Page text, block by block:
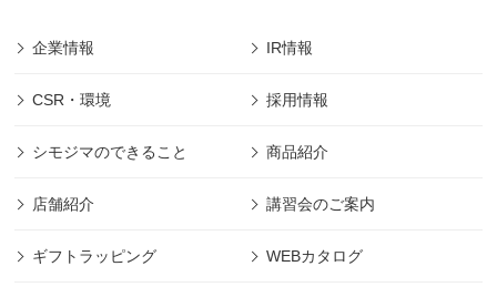
企業情報 IR情報
CSR・環境 採用情報
シモジマのできること 商品紹介
店舗紹介 講習会のご案内
ギフトラッピング WEBカタログ